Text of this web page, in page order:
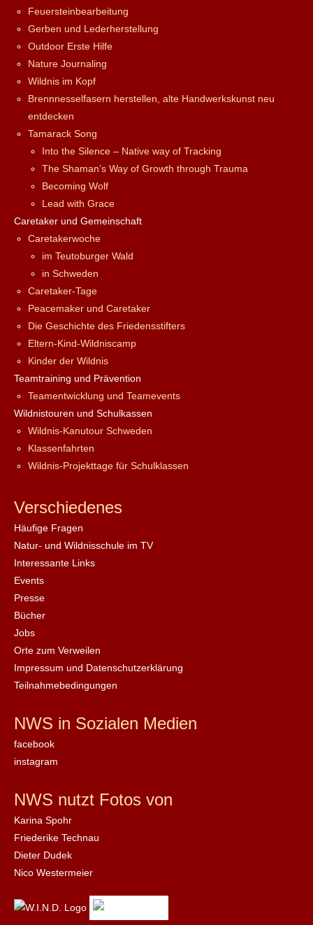
Feuersteinbearbeitung
Gerben und Lederherstellung
Outdoor Erste Hilfe
Nature Journaling
Wildnis im Kopf
Brennnesselfasern herstellen, alte Handwerkskunst neu
entdecken
Tamarack Song
Into the Silence – Native way of Tracking
The Shaman’s Way of Growth through Trauma
Becoming Wolf
Lead with Grace
Caretaker und Gemeinschaft
Caretakerwoche
im Teutoburger Wald
in Schweden
Caretaker-Tage
Peacemaker und Caretaker
Die Geschichte des Friedensstifters
Eltern-Kind-Wildniscamp
Kinder der Wildnis
Teamtraining und Prävention
Teamentwicklung und Teamevents
Wildnistouren und Schulkassen
Wildnis-Kanutour Schweden
Klassenfahrten
Wildnis-Projekttage für Schulklassen
Verschiedenes
Häufige Fragen
Natur- und Wildnisschule im TV
Interessante Links
Events
Presse
Bücher
Jobs
Orte zum Verweilen
Impressum und Datenschutzerklärung
Teilnahmebedingungen
NWS in Sozialen Medien
facebook
instagram
NWS nutzt Fotos von
Karina Spohr
Friederike Technau
Dieter Dudek
Nico Westermeier